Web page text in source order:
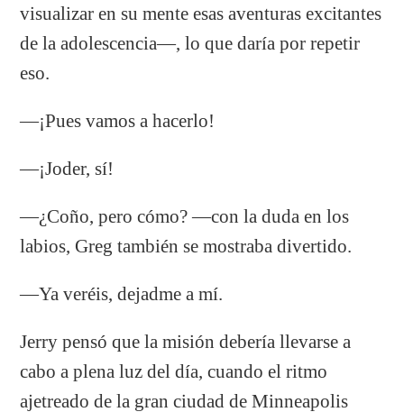
visualizar en su mente esas aventuras excitantes
de la adolescencia—, lo que daría por repetir
eso.
—¡Pues vamos a hacerlo!
—¡Joder, sí!
—¿Coño, pero cómo? —con la duda en los
labios, Greg también se mostraba divertido.
—Ya veréis, dejadme a mí.
Jerry pensó que la misión debería llevarse a
cabo a plena luz del día, cuando el ritmo
ajetreado de la gran ciudad de Minneapolis